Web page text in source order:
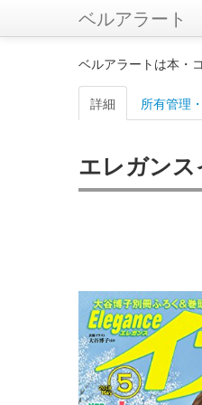
ベルアラート
ベルアラートは本・
詳細 所有管理
エレガン